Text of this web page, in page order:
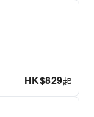
HK$829起